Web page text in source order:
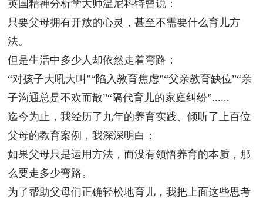
英国精神分析学大师温尼科特曾说：
只要父母拥有开放的心灵，甚至不需要什么育儿方
法。
但是生活中多少人却依然走着弯路：
“对孩子大吼大叫”“陷入教育焦虑”“父亲教育缺位”“亲
子沟通总是不欢而散”“隔代育儿的家庭纠纷”......
迄今为止，我经历了九年的养育实践、倾听了上百位
父母的教育案例，我深深明白：
如果父母只是运用方法，而没有领悟养育的本质，‌‌那
么要走多少弯路。
为了帮助父母们正确轻松地育儿，我把上面这些思考